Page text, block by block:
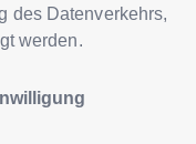
des Datenverkehrs,
werden.